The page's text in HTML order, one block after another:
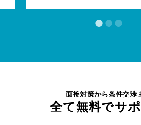
面接対策から条件交渉
全て無料でサ